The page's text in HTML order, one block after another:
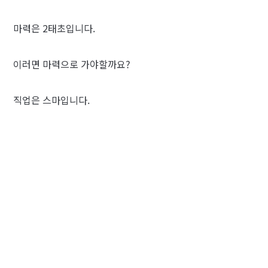
마력은 2태초입니다.
이러면 마력으로 가야할까요?
직업은 스마입니다.